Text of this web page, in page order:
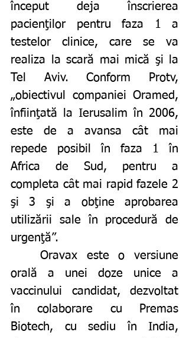
început deja înscrierea
pacienţilor pentru faza 1 a
testelor clinice, care se va
realiza la scară mai mică şi la
Tel Aviv. Conform Protv,
„obiectivul companiei Oramed,
înfiinţată la Ierusalim în 2006,
este de a avansa cât mai
repede posibil în faza 1 în
Africa de Sud, pentru a
completa cât mai rapid fazele 2
şi 3 şi a obţine aprobarea
utilizării sale în procedură de
urgenţă”.
orală a unei doze unice a
vaccinului candidat, dezvoltat
în colaborare cu Premas
Biotech, cu sediu în India,